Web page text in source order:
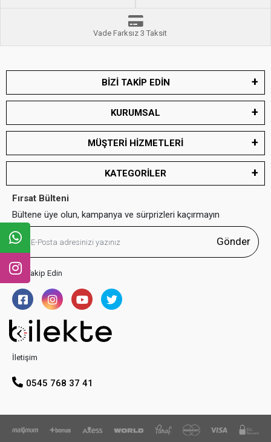
Vade Farksız 3 Taksit
BİZİ TAKİP EDİN
KURUMSAL
MÜŞTERİ HİZMETLERİ
KATEGORİLER
Fırsat Bülteni
Bültene üye olun, kampanya ve sürprizleri kaçırmayın
Gönder
Bizi Takip Edin
İletişim
0545 768 37 41